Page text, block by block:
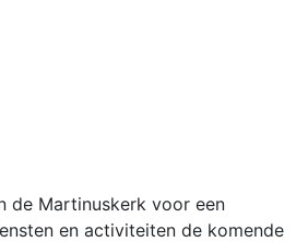
de Martinuskerk voor een
en activiteiten de komende